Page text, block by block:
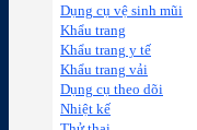
Dụng cụ vệ sinh mũi
Khẩu trang
Khẩu trang y tế
Khẩu trang vải
Dụng cụ theo dõi
Nhiệt kế